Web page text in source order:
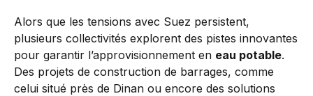
Alors que les tensions avec Suez persistent,
plusieurs collectivités explorent des pistes innovantes
pour garantir l’approvisionnement en eau potable.
Des projets de construction de barrages, comme
celui situé près de Dinan ou encore des solutions